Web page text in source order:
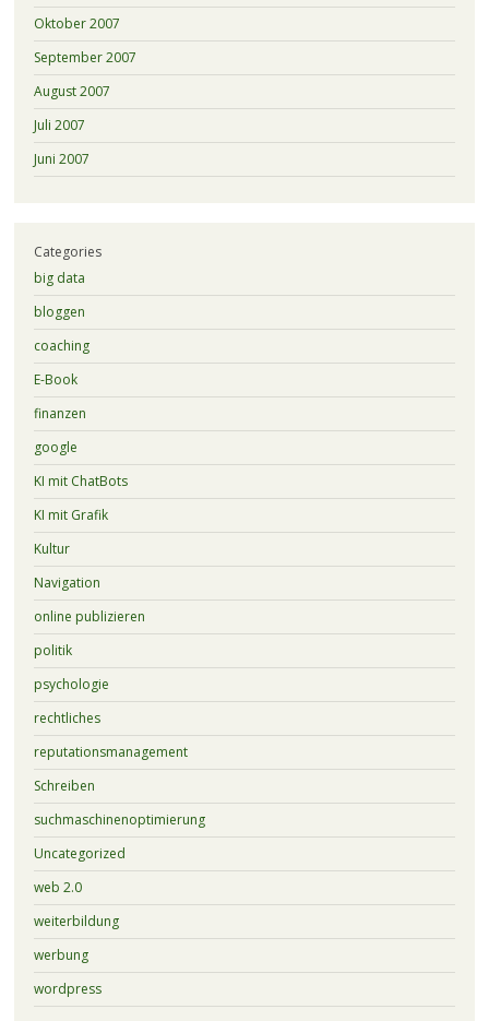
Oktober 2007
September 2007
August 2007
Juli 2007
Juni 2007
Categories
big data
bloggen
coaching
E-Book
finanzen
google
KI mit ChatBots
KI mit Grafik
Kultur
Navigation
online publizieren
politik
psychologie
rechtliches
reputationsmanagement
Schreiben
suchmaschinenoptimierung
Uncategorized
web 2.0
weiterbildung
werbung
wordpress